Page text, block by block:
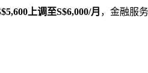
上调至S$6,000/月 ，金融服